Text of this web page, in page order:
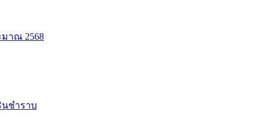
าณ 2568
นชำราบ